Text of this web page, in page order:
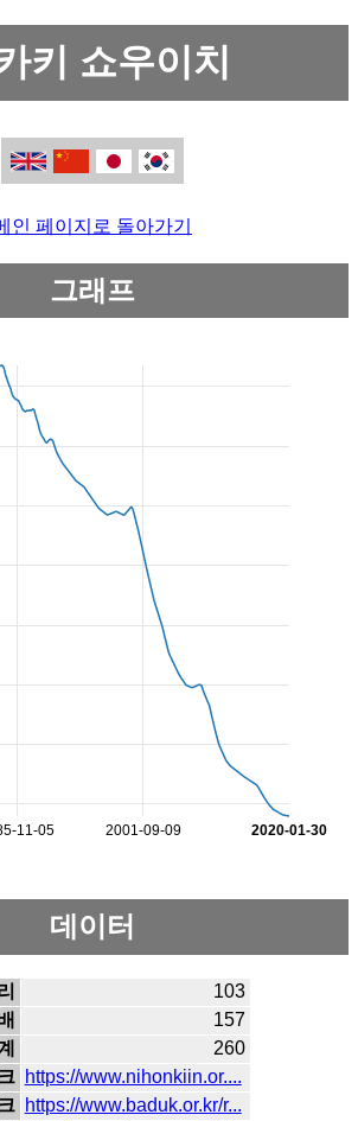
키 쇼우이치
인 페이지로 돌아가기
그래프
11-05 2001-09-09 2020-01-30
데이터
103
157
260
https://www.nihonkiin.or....
https://www.baduk.or.kr/r...